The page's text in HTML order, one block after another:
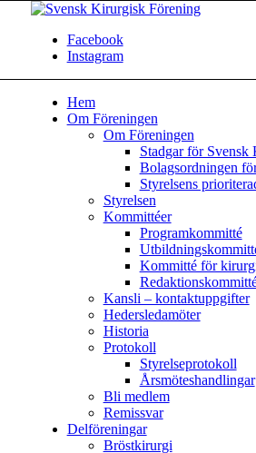
Facebook
Instagram
Hem
Om Föreningen
Om Föreningen
Stadgar för
Bolagsordningen
Styrelsens
Styrelsen
Kommittéer
Programkommitté
Kommitté för
Kansli – kontaktuppgifter
Hedersledamöter
Historia
Protokoll
Styrelseprotokoll
Årsmöteshandlingar
Bli medlem
Remissvar
Delföreningar
Bröstkirurgi